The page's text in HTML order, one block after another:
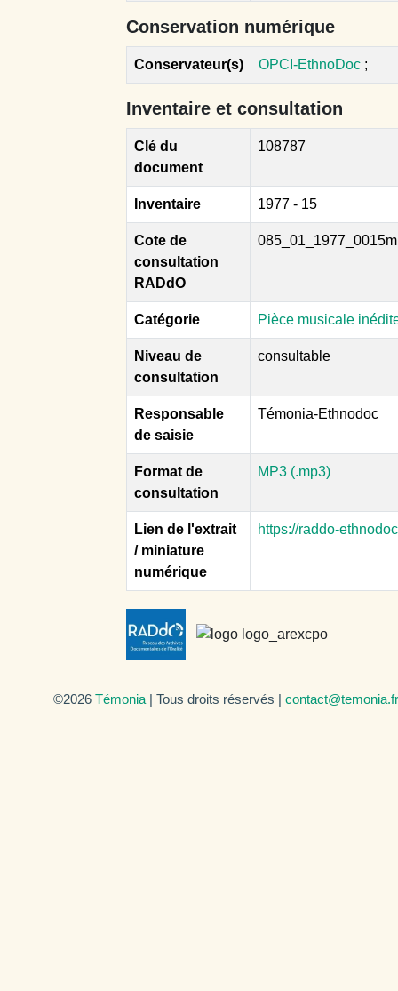
Conservation numérique
Conservateur(s) OPCI-EthnoDoc ;
Inventaire et consultation
Clé du
document
108787
Inventaire 1977 - 15
Cote de
consultation
RADdO
Catégorie Pièce musicale
Niveau de
consultation
consultable
Responsable
de saisie
Témonia-Ethnodoc
Format de
consultation
MP3 (.mp3)
Lien de l'extrait
/ miniature
numérique
https://raddo-
©2026 Témonia | Tous droits réservés | contact@temonia.fr